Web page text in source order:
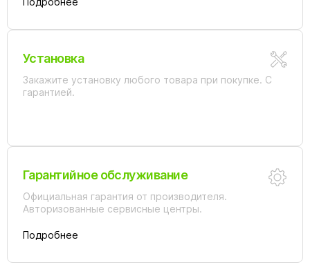
Установка
Закажите установку любого товара при покупке. С
гарантией.
Гарантийное обслуживание
Официальная гарантия от производителя.
Авторизованные сервисные центры.
Подробнее